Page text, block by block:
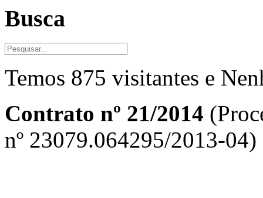
Busca
Temos 875 visitantes e
Contrato nº 21/2014
nº 23079.064295/2013-04)